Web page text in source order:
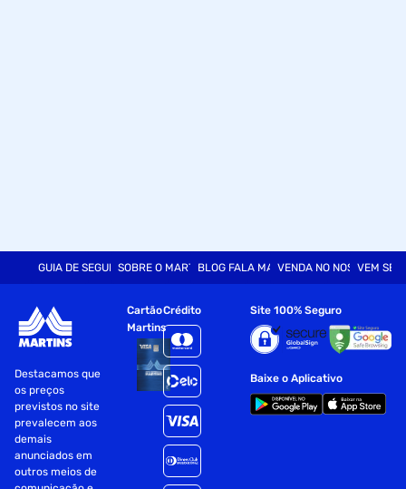
GUIA DE SEGURANÇASOBRE O MARTINSBLOG FALA MARTVENDA NO NOSSO SITE
VEM SER
Destacamos que
os preços
previstos no site
prevalecem aos
demais
anunciados em
outros meios de
Cartão
Martins
Crédito Site 100% Seguro
Baixe o Aplicativo